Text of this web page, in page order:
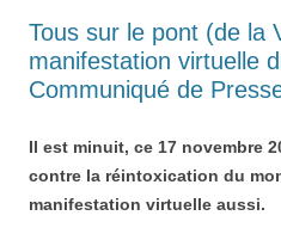
Tous sur le pont (de la
manifestation virtuelle
Communiqué de
Il est minuit, ce 17 novembre
contre la réintoxication du
manifestation virtuelle aussi.